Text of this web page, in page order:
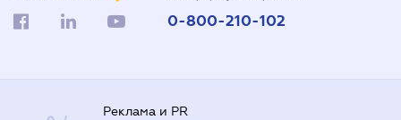
0-800-210-102
Реклама и PR